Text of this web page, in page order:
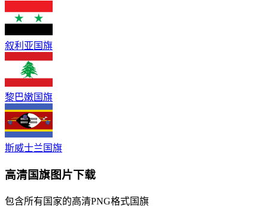
叙利亚国旗
黎巴嫩国旗
斯威士兰国旗
高清国旗图片下载
包含所有国家的高清PNG格式国旗